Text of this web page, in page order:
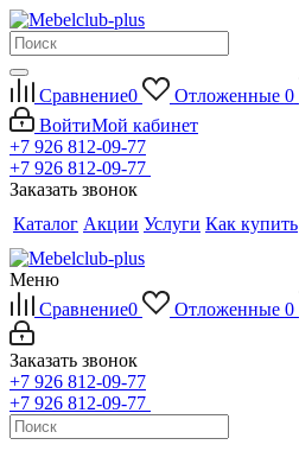
Сравнение0 Отложенные 0
ВойтиМой кабинет
+7 926 812-09-77
+7 926 812-09-77
Заказать звонок
Каталог Акции Услуги Как купить
Меню
Сравнение0 Отложенные 0
Заказать звонок
+7 926 812-09-77
+7 926 812-09-77